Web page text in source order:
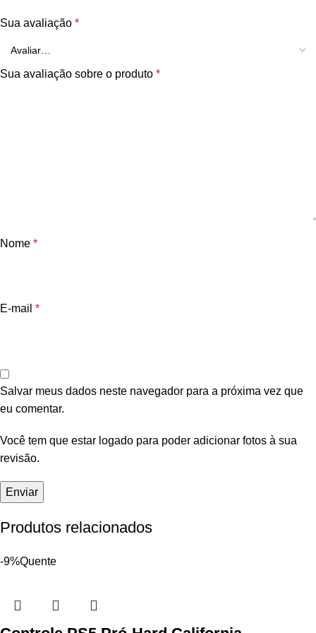
Sua avaliação *
Sua avaliação sobre o produto *
Nome *
E-mail *
Salvar meus dados neste navegador para a próxima vez que
eu comentar.
Você tem que estar logado para poder adicionar fotos à sua
revisão.
Produtos relacionados
-9%Quente